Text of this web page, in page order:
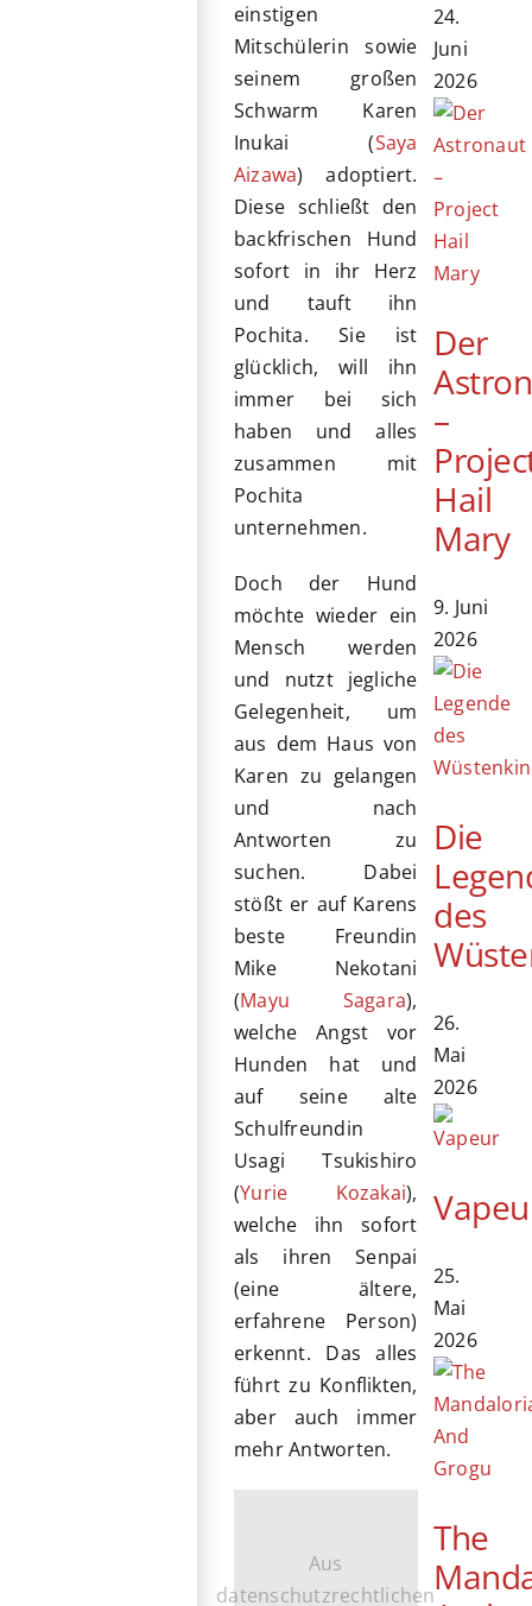
einstigen
Mitschülerin sowie
seinem großen
Schwarm Karen
Inukai (Saya
Aizawa) adoptiert.
Diese schließt den
backfrischen Hund
sofort in ihr Herz
und tauft ihn
Pochita. Sie ist
glücklich, will ihn
immer bei sich
haben und alles
zusammen mit
Pochita
unternehmen.
Doch der Hund
möchte wieder ein
Mensch werden
und nutzt jegliche
Gelegenheit, um
aus dem Haus von
Karen zu gelangen
und nach
Antworten zu
suchen. Dabei
stößt er auf Karens
beste Freundin
Mike Nekotani
(Mayu Sagara),
welche Angst vor
Hunden hat und
auf seine alte
Schulfreundin
Usagi Tsukishiro
(Yurie Kozakai),
welche ihn sofort
als ihren Senpai
(eine ältere,
erfahrene Person)
erkennt. Das alles
führt zu Konflikten,
aber auch immer
mehr Antworten.
Aus
datenschutzrechtlichen
24.
Juni
2026
Der
–
Hail
Mary
9. Juni
2026
Die
des
26.
Mai
2026
25.
Mai
2026
The